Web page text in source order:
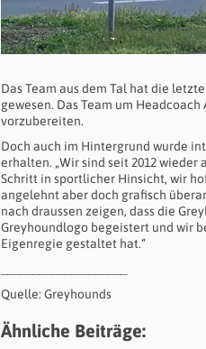
Das Team aus dem Tal hat die
gewesen. Das Team um
vorzubereiten.
Doch auch im Hintergrund wurde
erhalten. „Wir sind seit 2012 wieder
Schritt in sportlicher Hinsicht, wir
angelehnt aber doch grafisch
nach draussen zeigen, dass die
Greyhoundlogo begeistert und wir
Eigenregie gestaltet hat.“
Quelle: Greyhounds
Ähnliche Beiträge: